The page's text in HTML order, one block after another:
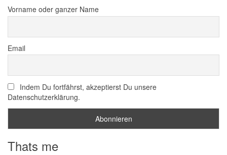
Vorname oder ganzer Name
Email
Indem Du fortfährst, akzeptierst Du unsere
Datenschutzerklärung.
Thats me